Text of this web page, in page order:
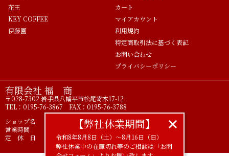
花王
KEY COFFEE
伊藤園
カート
マイアカウント
利用規約
特定商取引法に基づく表記
お問い合わせ
プライバシーポリシー
有限会社 福 商
〒028-7302 岩手県八幡平市松尾寄木17-12
TEL：0195-76-3867 FAX：0195-76-3788
ショップ名 ライフアメニティ POLA正規代理店
営業時間 9時00分～17時00分
定 休 日 土 日 祝
【弊社休業期間】
令和8年8月8日（土）〜8月16日（日）
弊社休業中の在庫切れ等のご相談は「お問